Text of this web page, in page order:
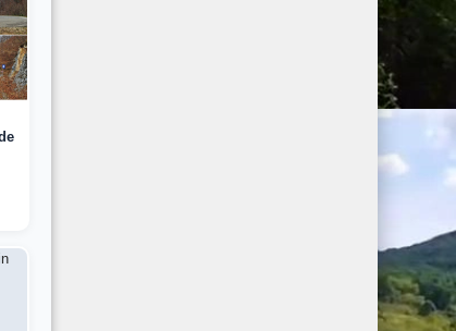
Timis (2024)